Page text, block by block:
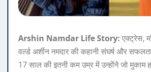
Arshin Namdar Life Story: एक्ट्रेस,
वर्ल्ड अर्शीन नमदार की कहानी संघर्ष और
17 साल की इतनी कम उम्र में उन्होंने जो मुकाम